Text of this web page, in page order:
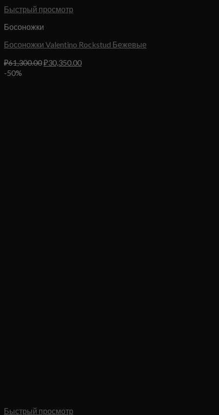
Быстрый просмотр
Босоножки
Босоножки Valentino Rockstud Бежевые
₽61,300.00Первоначальная
₽30,350.00Текущая
-50%
Быстрый просмотр